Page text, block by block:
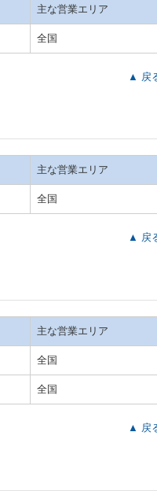
主な営業エリア
全国
▲ 戻
主な営業エリア
全国
▲ 戻
主な営業エリア
全国
全国
▲ 戻